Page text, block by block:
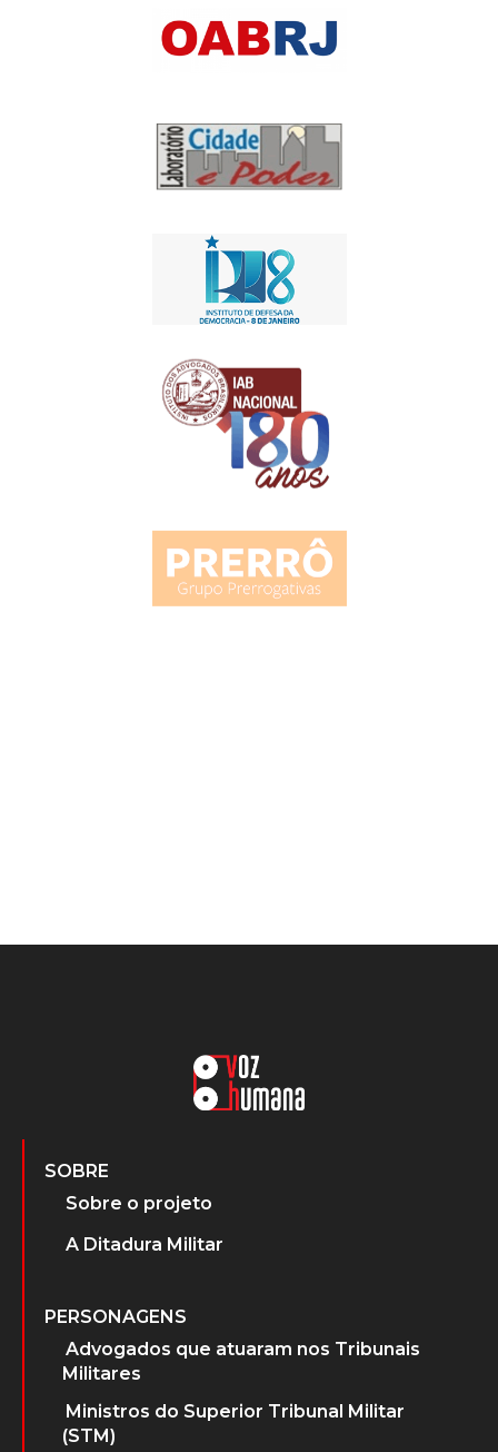
SOBRE
Sobre o projeto
A Ditadura Militar
PERSONAGENS
Advogados que atuaram nos Tribunais
Militares
Ministros do Superior Tribunal Militar
(STM)